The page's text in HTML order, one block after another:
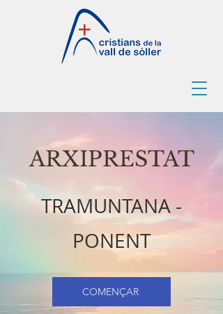
ARXIPRESTAT
TRAMUNTANA -
PONENT
COMENÇAR